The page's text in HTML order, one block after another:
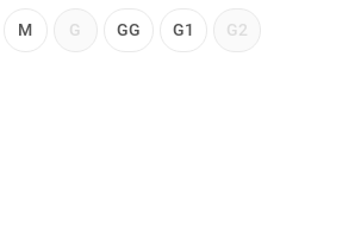
M G GG G1 G2